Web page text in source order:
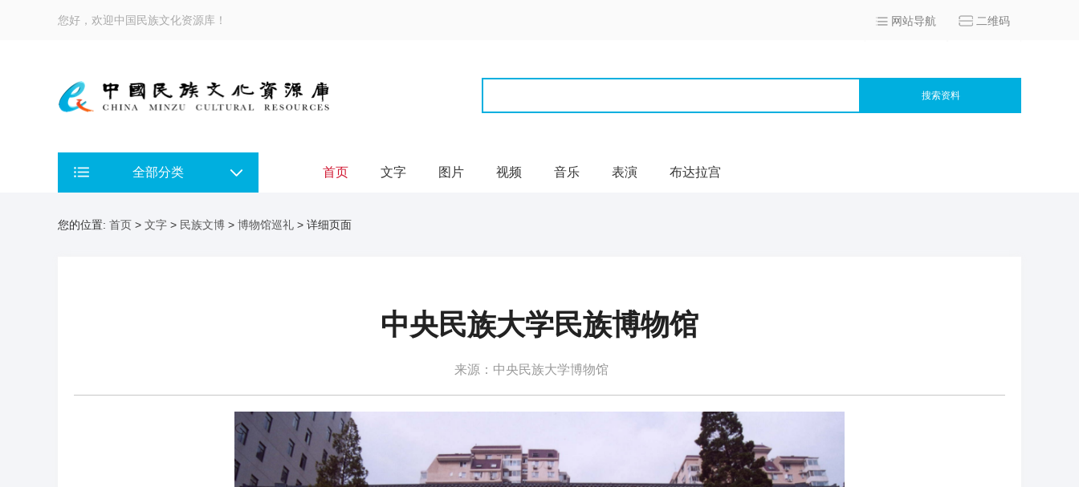
您好，欢迎中国民族文化资源库！ 网站导航 二维码
搜索资料
全部分类 首页 文字 图片 视频 音乐 表演 布达拉宫
您的位置: 首页 > 文字 > 民族文博 > 博物馆巡礼 > 详细页面
中央民族大学民族博物馆
来源：中央民族大学博物馆